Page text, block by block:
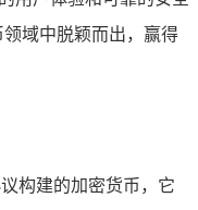
域中脱颖而出，赢得
构建的加密货币，它